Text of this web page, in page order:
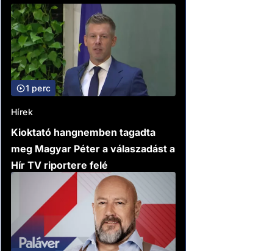
1 perc
Hírek
Kioktató hangnemben tagadta
meg Magyar Péter a válaszadást a
Hír TV riportere felé